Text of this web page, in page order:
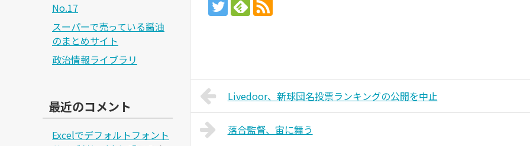
Livedoor、新球団名投票ランキングの公開を中止
落合監督、宙に舞う
No.17
スーパーで売っている醤油
のまとめサイト
政治情報ライブラリ
最近のコメント
Excelでデフォルトフォント